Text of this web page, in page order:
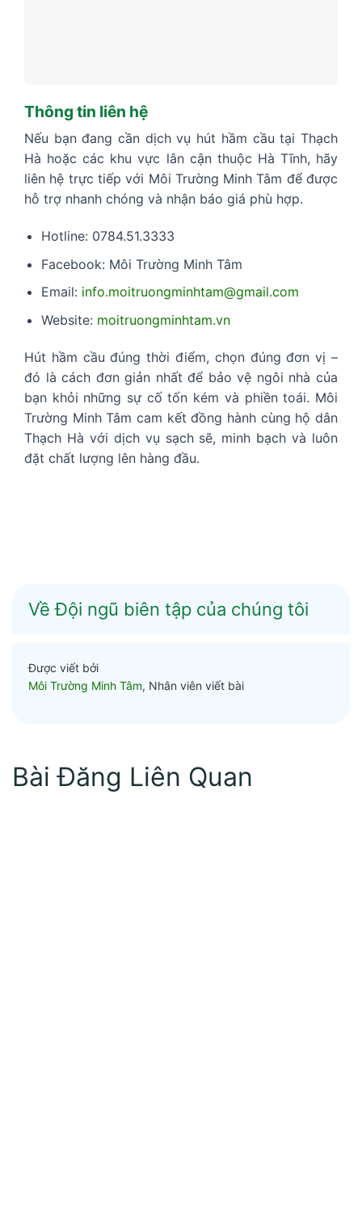
Thông tin liên hệ
Nếu bạn đang cần dịch vụ hút hầm cầu tại Thạch
Hà hoặc các khu vực lân cận thuộc Hà Tĩnh, hãy
liên hệ trực tiếp với Môi Trường Minh Tâm để được
hỗ trợ nhanh chóng và nhận báo giá phù hợp.
Hotline: 0784.51.3333
Facebook: Môi Trường Minh Tâm
Email: info.moitruongminhtam@gmail.com
Website: moitruongminhtam.vn
Hút hầm cầu đúng thời điểm, chọn đúng đơn vị –
đó là cách đơn giản nhất để bảo vệ ngôi nhà của
bạn khỏi những sự cố tốn kém và phiền toái. Môi
Trường Minh Tâm cam kết đồng hành cùng hộ dân
Thạch Hà với dịch vụ sạch sẽ, minh bạch và luôn
đặt chất lượng lên hàng đầu.
Về Đội ngũ biên tập của chúng tôi
Được viết bởi
Môi Trường Minh Tâm, Nhân viên viết bài
Bài Đăng Liên Quan